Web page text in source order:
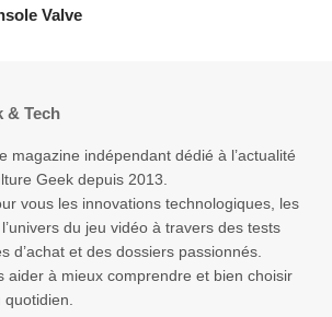
Valve
& Tech
magazine indépendant dédié à l’actualité
Geek depuis 2013.
vous les innovations technologiques, les
du jeu vidéo à travers des tests
d’achat et des dossiers passionnés.
aider à mieux comprendre et bien choisir
quotidien.